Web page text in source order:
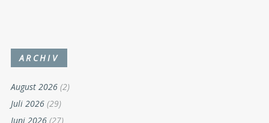
ARCHIV
August 2026 (2)
Juli 2026 (29)
Juni 2026 (27)